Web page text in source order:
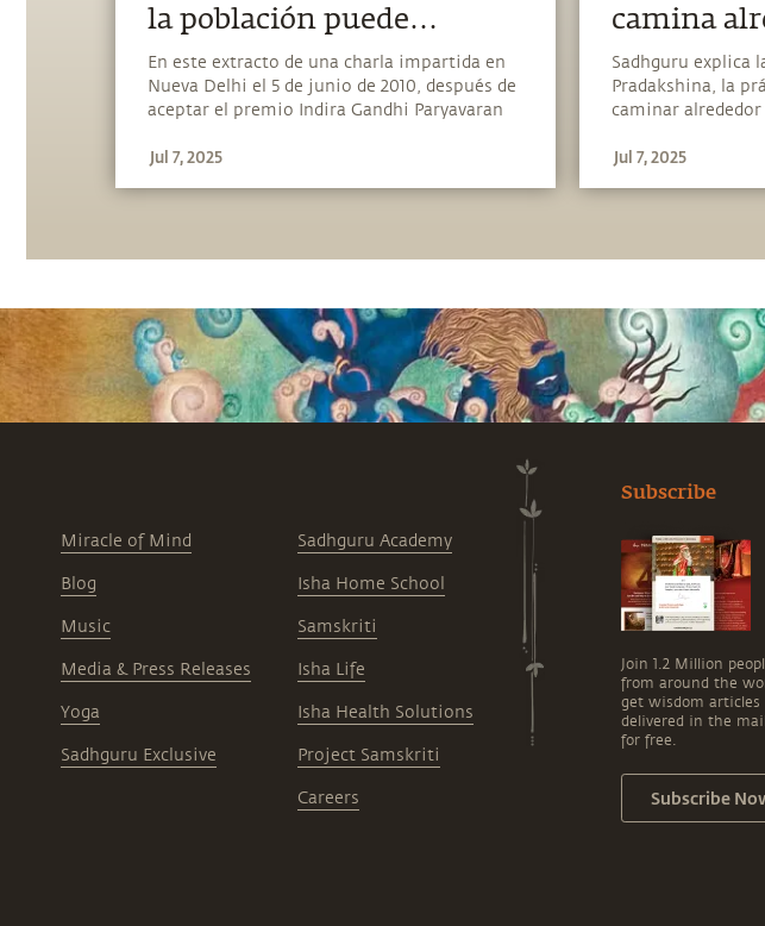
la población puede
asegurar nuestra
supervivencia
En este extracto de una charla impartida en
Nueva Delhi el 5 de junio de 2010, después de
aceptar el premio Indira Gandhi Paryavaran
analiza cómo el problema fundamental que
Jul 7, 2025
camina
templos
las
Sadhguru explica
Pradakshina, la
caminar alrededor
Jul 7, 2025
Miracle of Mind
Blog
Music
Media & Press Releases
Yoga
Sadhguru Exclusive
Sadhguru Academy
Isha Home School
Samskriti
Isha Life
Isha Health Solutions
Project Samskriti
Careers
Subscribe
Join 1.2 Million
from around the
get wisdom articles
delivered in the
for free.
Subscribe